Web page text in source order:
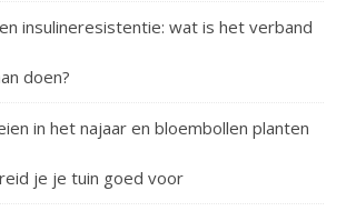
insulineresistentie: wat is het verband
doen?
in het najaar en bloembollen planten
je je tuin goed voor